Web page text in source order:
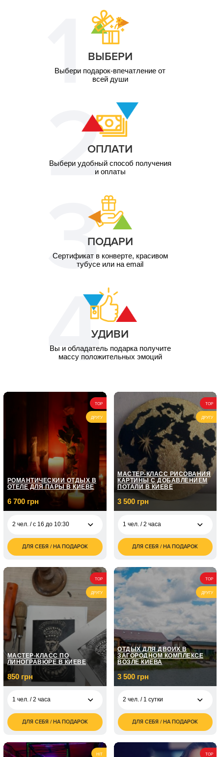
ВЫБЕРИ
Выбери подарок-впечатление от
всей души
ОПЛАТИ
Выбери удобный способ получения
и оплаты
ПОДАРИ
Сертификат в конверте, красивом
тубусе или на email
УДИВИ
Вы и обладатель подарка получите
массу положительных эмоций
TOP
ДРУГУ
РОМАНТИЧЕСКИЙ ОТДЫХ В
ОТЕЛЕ ДЛЯ ПАРЫ В КИЕВЕ
6 700 грн
2 чел. / с 16 до 10:30
6 700
грн
ДЛЯ СЕБЯ / НА ПОДАРОК
TOP
ДРУГУ
МАСТЕР-КЛАСС РИСОВАНИЯ
КАРТИНЫ С ДОБАВЛЕНИЕМ
ПОТАЛИ В КИЕВЕ
3 500 грн
1 чел. / 2 часа
3 500
грн
ДЛЯ СЕБЯ / НА ПОДАРОК
TOP
ДРУГУ
МАСТЕР-КЛАСС ПО
ЛИНОГРАВЮРЕ В КИЕВЕ
850 грн
1 чел. / 2 часа
грн
2 чел. / 2 часа
1 700
грн
ДЛЯ СЕБЯ / НА ПОДАРОК
TOP
ДРУГУ
ОТДЫХ ДЛЯ ДВОИХ В
ЗАГОРОДНОМ КОМПЛЕКСЕ
ВОЗЛЕ КИЕВА
3 500 грн
2 чел. / 1 сутки
3 500
грн
2 чел. / 2 суток
7 000
грн
ДЛЯ СЕБЯ / НА ПОДАРОК
HIT TOP